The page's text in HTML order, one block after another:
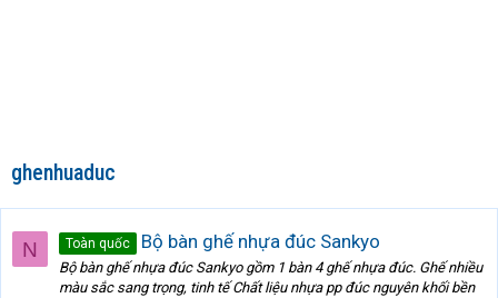
ghenhuaduc
N Toàn quốc Bộ bàn ghế nhựa đúc Sankyo
Bộ bàn ghế nhựa đúc Sankyo gồm 1 bàn 4 ghế nhựa đúc. Ghế nhiều
màu sắc sang trọng, tinh tế Chất liệu nhựa pp đúc nguyên khối bền